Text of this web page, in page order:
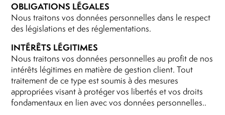
OBLIGATIONS LÉGALES
Nous traitons vos données personnelles dans le respect
des législations et des réglementations.
INTÉRÊTS LÉGITIMES
Nous traitons vos données personnelles au profit de nos
intérêts légitimes en matière de gestion client. Tout
traitement de ce type est soumis à des mesures
appropriées visant à protéger vos libertés et vos droits
fondamentaux en lien avec vos données personnelles..